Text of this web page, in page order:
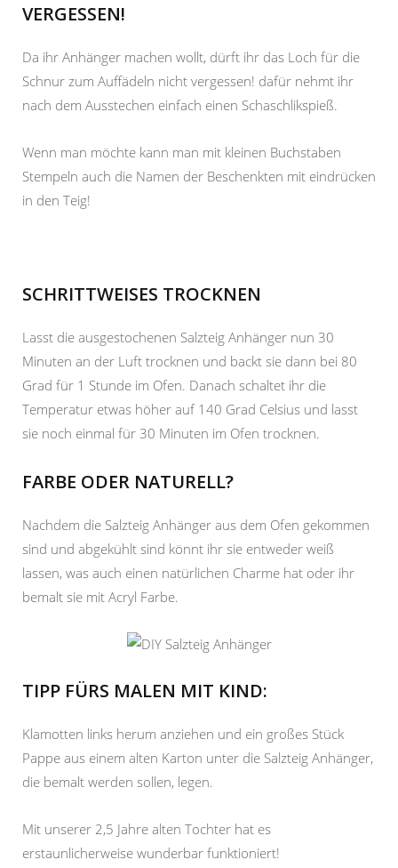
VERGESSEN!
Da ihr Anhänger machen wollt, dürft ihr das Loch für die
Schnur zum Auffädeln nicht vergessen! dafür nehmt ihr
nach dem Ausstechen einfach einen Schaschlikspieß.
Wenn man möchte kann man mit kleinen Buchstaben
Stempeln auch die Namen der Beschenkten mit eindrücken
in den Teig!
SCHRITTWEISES TROCKNEN
Lasst die ausgestochenen Salzteig Anhänger nun 30
Minuten an der Luft trocknen und backt sie dann bei 80
Grad für 1 Stunde im Ofen. Danach schaltet ihr die
Temperatur etwas höher auf 140 Grad Celsius und lasst
sie noch einmal für 30 Minuten im Ofen trocknen.
FARBE ODER NATURELL?
Nachdem die Salzteig Anhänger aus dem Ofen gekommen
sind und abgekühlt sind könnt ihr sie entweder weiß
lassen, was auch einen natürlichen Charme hat oder ihr
bemalt sie mit Acryl Farbe.
TIPP FÜRS MALEN MIT KIND:
Klamotten links herum anziehen und ein großes Stück
Pappe aus einem alten Karton unter die Salzteig Anhänger,
die bemalt werden sollen, legen.
Mit unserer 2,5 Jahre alten Tochter hat es
erstaunlicherweise wunderbar funktioniert!